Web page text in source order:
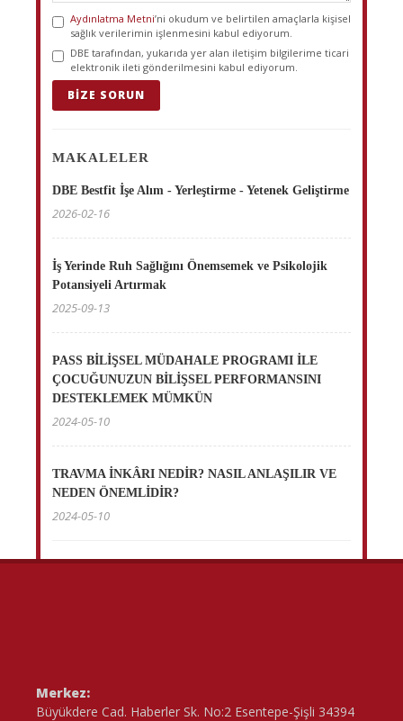
Aydınlatma Metni’ni okudum ve belirtilen amaçlarla kişisel
sağlık verilerimin işlenmesini kabul ediyorum.
DBE tarafından, yukarıda yer alan iletişim bilgilerime ticari
elektronik ileti gönderilmesini kabul ediyorum.
BIZE SORUN
MAKALELER
DBE Bestfit İşe Alım - Yerleştirme - Yetenek Geliştirme
2026-02-16
İş Yerinde Ruh Sağlığını Önemsemek ve Psikolojik
Potansiyeli Artırmak
2025-09-13
PASS BİLİŞSEL MÜDAHALE PROGRAMI İLE
ÇOCUĞUNUZUN BİLİŞSEL PERFORMANSINI
DESTEKLEMEK MÜMKÜN
2024-05-10
TRAVMA İNKÂRI NEDİR? NASIL ANLAŞILIR VE
NEDEN ÖNEMLİDİR?
2024-05-10
Merkez:
Büyükdere Cad. Haberler Sk. No:2 Esentepe-Şişli 34394